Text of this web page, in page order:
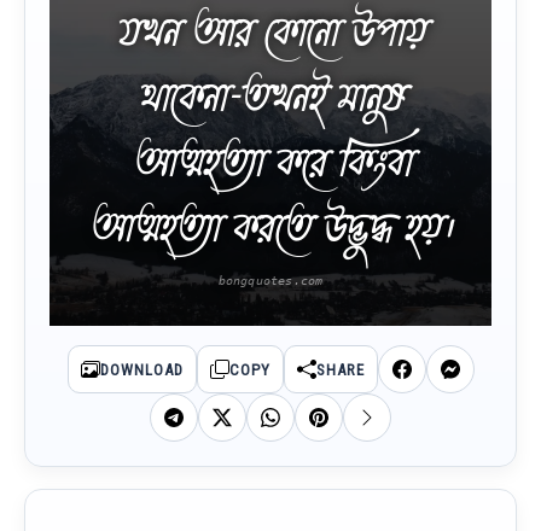
যখন আর কোনো উপায়
থাকেনা-তখনই মানুষ
আত্মহত্যা করে কিংবা
আত্মহত্যা করতে উদ্ভুদ্ধ হয়।
DOWNLOAD COPY SHARE